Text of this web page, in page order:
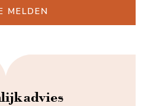
MELDEN
advies